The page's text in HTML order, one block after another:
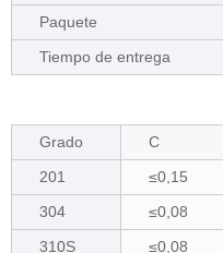
Paquete
Tiempo de entrega
Grado C
201
≤0,15
304
≤0,08
310S
≤0,08